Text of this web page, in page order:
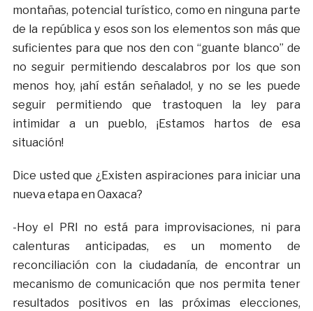
montañas, potencial turístico, como en ninguna parte
de la república y esos son los elementos son más que
suficientes para que nos den con “guante blanco” de
no seguir permitiendo descalabros por los que son
menos hoy, ¡ahí están señalado!, y no se les puede
seguir permitiendo que trastoquen la ley para
intimidar a un pueblo, ¡Estamos hartos de esa
situación!
Dice usted que ¿Existen aspiraciones para iniciar una
nueva etapa en Oaxaca?
-Hoy el PRI no está para improvisaciones, ni para
calenturas anticipadas, es un momento de
reconciliación con la ciudadanía, de encontrar un
mecanismo de comunicación que nos permita tener
resultados positivos en las próximas elecciones,